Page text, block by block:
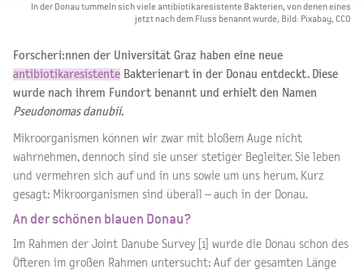
In der Donau tummeln sich viele antibiotikaresistente Bakterien, von denen eines
jetzt nach dem Fluss benannt wurde, Bild: Pixabay, CCO
Forscheri:nnen der Universität Graz haben eine neue
antibiotikaresistente Bakterienart in der Donau entdeckt. Diese
wurde nach ihrem Fundort benannt und erhielt den Namen
Pseudonomas danubii.
Mikroorganismen können wir zwar mit bloßem Auge nicht
wahrnehmen, dennoch sind sie unser stetiger Begleiter. Sie leben
und vermehren sich auf und in uns sowie um uns herum. Kurz
gesagt: Mikroorganismen sind überall – auch in der Donau.
An der schönen blauen Donau?
Im Rahmen der Joint Danube Survey [1] wurde die Donau schon des
Öfteren im großen Rahmen untersucht: Auf der gesamten Länge